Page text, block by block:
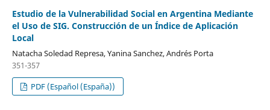
Estudio de la Vulnerabilidad Social en Argentina Mediante
el Uso de SIG. Construcción de un Índice de Aplicación
Local
Natacha Soledad Represa, Yanina Sanchez, Andrés Porta
351-357
PDF (Español (España))